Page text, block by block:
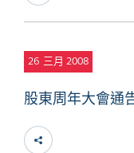
26 三月 2008
股東周年大會通